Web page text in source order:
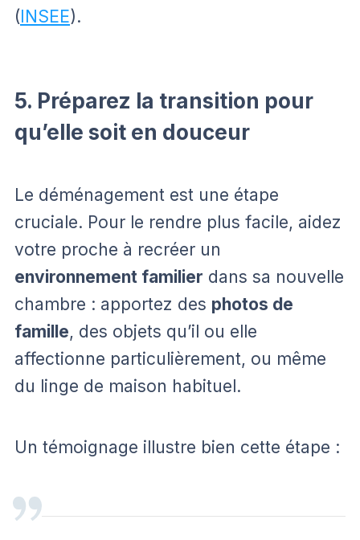
(INSEE).
5. Préparez la transition pour
qu’elle soit en douceur
Le déménagement est une étape
cruciale. Pour le rendre plus facile, aidez
votre proche à recréer un
environnement familier dans sa nouvelle
chambre : apportez des photos de
famille, des objets qu’il ou elle
affectionne particulièrement, ou même
du linge de maison habituel.
Un témoignage illustre bien cette étape :